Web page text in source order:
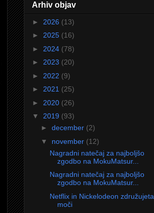
Arhiv objav
► 2026 (13)
► 2025 (16)
► 2024 (78)
► 2023 (20)
► 2022 (9)
► 2021 (25)
► 2020 (26)
▼ 2019 (93)
► december (2)
▼ november (12)
Nagradni natečaj za najboljšo
zgodbo na MokuMatsur...
Nagradni natečaj za najboljšo
zgodbo na MokuMatsur...
Netflix in Nickelodeon združujeta
moči